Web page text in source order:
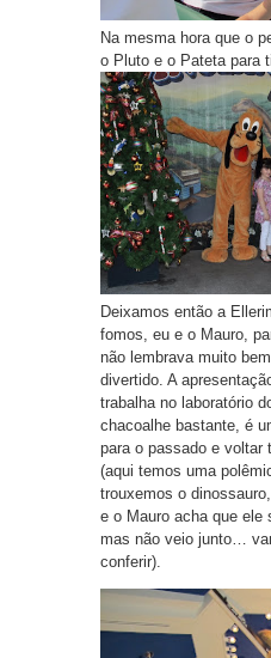
Na mesma hora que o
o Pluto e o Pateta para
Deixamos então a
fomos, eu e o Mauro,
não lembrava muito
divertido. A
trabalha no laboratório
chacoalhe bastante, é
para o passado e voltar
(aqui temos uma
trouxemos o
e o Mauro acha que ele
mas não veio junto…
conferir).